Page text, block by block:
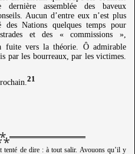
assemblée des baveux
Aucun d’entre eux n’est plus
Nations quelques temps pour
et des « commissions »,
fuite vers la théorie. Ô admirable
par les bourreaux, par les victimes.
21
de dire : à tout salir. Avouons qu’il y